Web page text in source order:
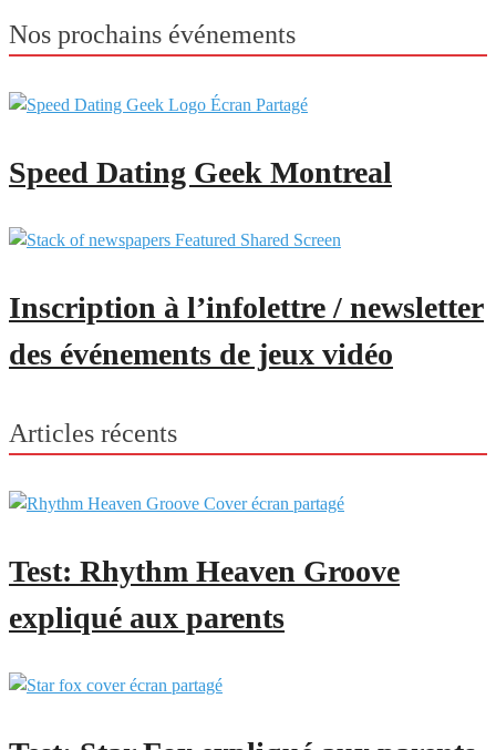
Nos prochains événements
Speed Dating Geek Montreal
Inscription à l’infolettre / newsletter
des événements de jeux vidéo
Articles récents
Test: Rhythm Heaven Groove
expliqué aux parents